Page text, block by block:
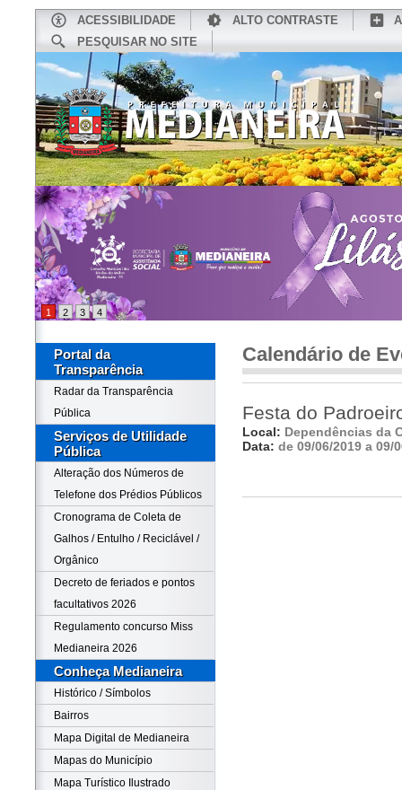
ACESSIBILIDADE ALTO CONTRASTE
PESQUISAR NO SITE
CONHEÇA MEDIANEIRA
1 2 3 4
Portal da
Transparência
Radar da Transparência
Pública
Serviços de Utilidade
Pública
Alteração dos Números de
Telefone dos Prédios Públicos
Cronograma de Coleta de
Galhos / Entulho / Reciclável /
Orgânico
Decreto de feriados e pontos
facultativos 2026
Regulamento concurso Miss
Medianeira 2026
Conheça Medianeira
Histórico / Símbolos
Bairros
Mapa Digital de Medianeira
Mapas do Município
Mapa Turístico Ilustrado
Calendário de
Festa do
Local: Dependências da
Data: de 09/06/2019 a 09/